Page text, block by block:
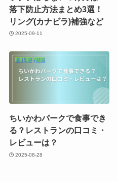
落下防止方法まとめ3選！
リング(カナビラ)補強など
2025-09-11
ちいかわパークで食事でき
る？レストランの口コミ・
レビューは？
2025-08-28